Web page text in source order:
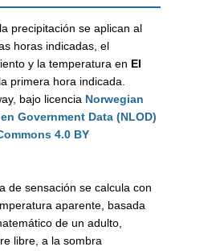
precipitación se aplican al
horas indicadas, el
y la temperatura en El
primera hora indicada.
bajo licencia Norwegian
Government Data (NLOD)
4.0 BY
de sensación se calcula con
aparente, basada
de un adulto,
libre, a la sombra